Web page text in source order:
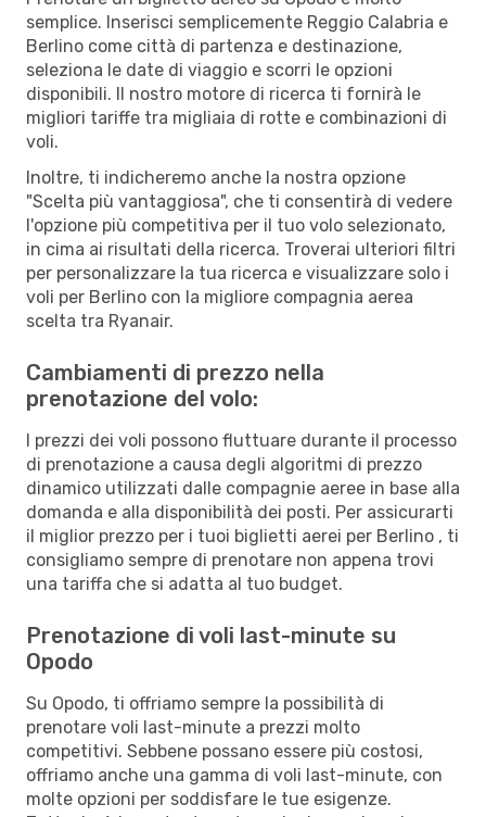
semplice. Inserisci semplicemente Reggio Calabria e
Berlino come città di partenza e destinazione,
seleziona le date di viaggio e scorri le opzioni
disponibili. Il nostro motore di ricerca ti fornirà le
migliori tariffe tra migliaia di rotte e combinazioni di
voli.
Inoltre, ti indicheremo anche la nostra opzione
"Scelta più vantaggiosa", che ti consentirà di vedere
l'opzione più competitiva per il tuo volo selezionato,
in cima ai risultati della ricerca. Troverai ulteriori filtri
per personalizzare la tua ricerca e visualizzare solo i
voli per Berlino con la migliore compagnia aerea
scelta tra Ryanair.
Cambiamenti di prezzo nella
prenotazione del volo:
I prezzi dei voli possono fluttuare durante il processo
di prenotazione a causa degli algoritmi di prezzo
dinamico utilizzati dalle compagnie aeree in base alla
domanda e alla disponibilità dei posti. Per assicurarti
il miglior prezzo per i tuoi biglietti aerei per Berlino , ti
consigliamo sempre di prenotare non appena trovi
una tariffa che si adatta al tuo budget.
Prenotazione di voli last-minute su
Opodo
Su Opodo, ti offriamo sempre la possibilità di
prenotare voli last-minute a prezzi molto
competitivi. Sebbene possano essere più costosi,
offriamo anche una gamma di voli last-minute, con
molte opzioni per soddisfare le tue esigenze.